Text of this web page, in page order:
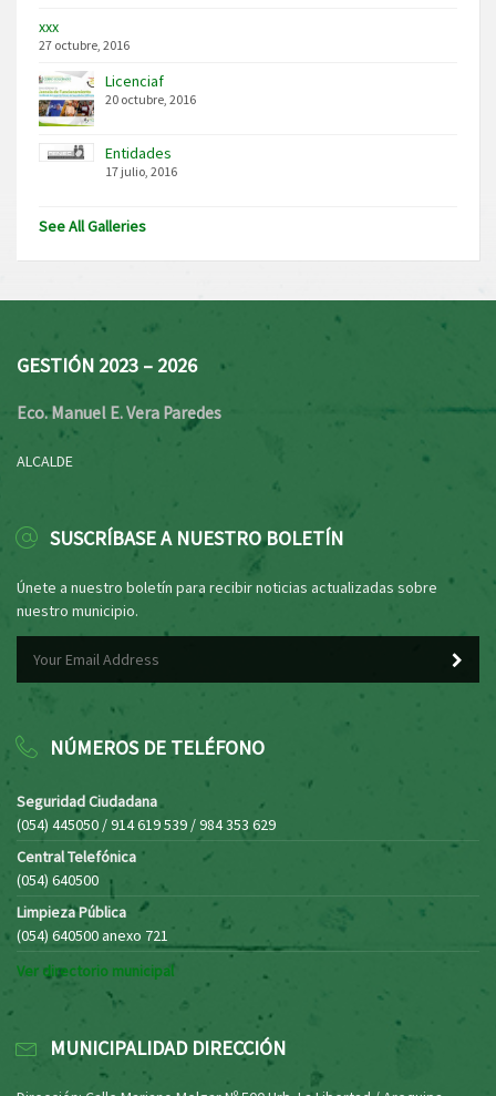
xxx
27 octubre, 2016
Licenciaf
20 octubre, 2016
Entidades
17 julio, 2016
See All Galleries
GESTIÓN 2023 – 2026
Eco. Manuel E. Vera Paredes
ALCALDE
SUSCRÍBASE A NUESTRO BOLETÍN
Únete a nuestro boletín para recibir noticias actualizadas sobre
nuestro municipio.
NÚMEROS DE TELÉFONO
Seguridad Ciudadana
(054) 445050 / 914 619 539 / 984 353 629
Central Telefónica
(054) 640500
Limpieza Pública
(054) 640500 anexo 721
Ver directorio municipal
MUNICIPALIDAD DIRECCIÓN